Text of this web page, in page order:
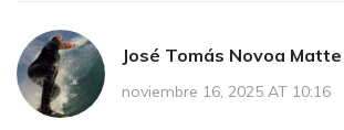
José Tomás Novoa Matte
noviembre 16, 2025 AT 10:16